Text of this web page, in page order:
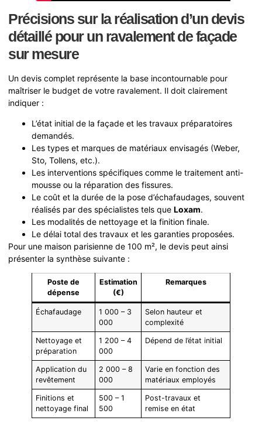
Précisions sur la réalisation d’un devis
détaillé pour un ravalement de façade
sur mesure
Un devis complet représente la base incontournable pour
maîtriser le budget de votre ravalement. Il doit clairement
indiquer :
L’état initial de la façade et les travaux préparatoires
demandés.
Les types et marques de matériaux envisagés (Weber,
Sto, Tollens, etc.).
Les interventions spécifiques comme le traitement anti-
mousse ou la réparation des fissures.
Le coût et la durée de la pose d’échafaudages, souvent
réalisés par des spécialistes tels que Loxam.
Les modalités de nettoyage et la finition finale.
Le délai total des travaux et les garanties proposées.
Pour une maison parisienne de 100 m², le devis peut ainsi
présenter la synthèse suivante :
Poste de
dépense
Estimation
(€)
Remarques
Échafaudage
1 000 – 3
000
Selon hauteur et
complexité
Nettoyage et
préparation
1 200 – 4
000
Dépend de l’état initial
Application du
revêtement
2 000 – 8
000
Varie en fonction des
matériaux employés
Finitions et
nettoyage final
500 – 1
500
Post-travaux et
remise en état